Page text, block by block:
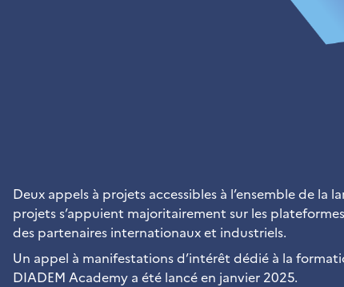
Deux appels à projets accessibles à l’ensemble de
projets s’appuient majoritairement sur les
des partenaires internationaux et industriels.
Un appel à manifestations d’intérêt dédié à la
DIADEM Academy a été lancé en janvier 2025.